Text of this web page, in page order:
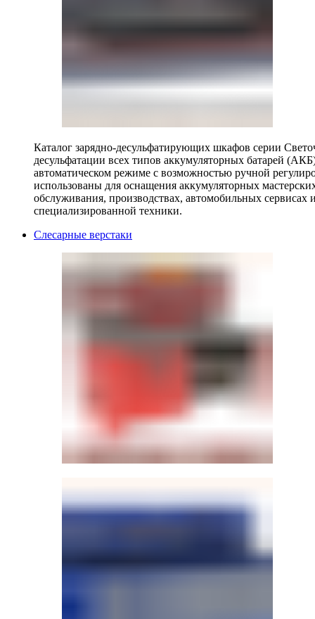
Каталог зарядно-десульфатирующих шкафов серии
десульфатации всех типов аккумуляторных батарей
автоматическом режиме с возможностью ручной
использованы для оснащения аккумуляторных
обслуживания, производствах, автомобильных
специализированной техники.
Слесарные верстаки